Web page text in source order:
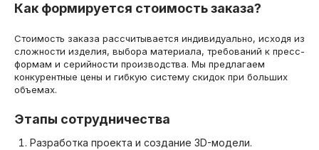
Как формируется стоимость заказа?
Стоимость заказа рассчитывается индивидуально, исходя из
сложности изделия, выбора материала, требований к пресс-
формам и серийности производства. Мы предлагаем
конкурентные цены и гибкую систему скидок при больших
объемах.
Этапы сотрудничества
Разработка проекта и создание 3D-модели.